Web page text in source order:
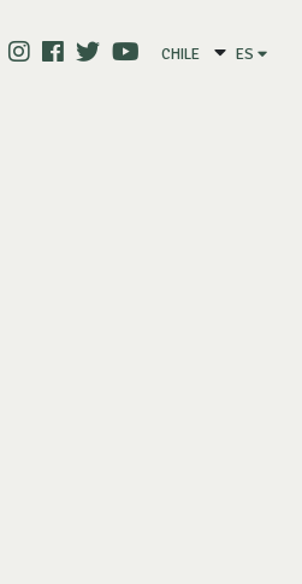
CHILE ES